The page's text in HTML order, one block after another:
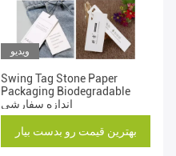
ویدیو
Swing Tag Stone Paper
Packaging Biodegradable
اندازه سفارشی
بهترین قیمت رو بدست بیار